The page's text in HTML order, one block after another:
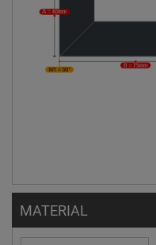
MATERIAL